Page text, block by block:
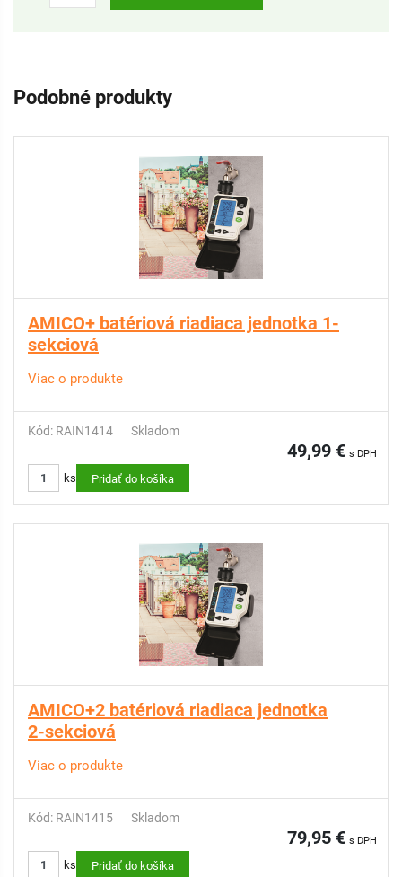
Podobné produkty
AMICO+ batériová riadiaca jednotka 1-
sekciová
Viac o produkte
Kód: RAIN1414 Skladom
49,99 € s DPH
ks Pridať do košíka
AMICO+2 batériová riadiaca jednotka
2-sekciová
Viac o produkte
Kód: RAIN1415 Skladom
79,95 € s DPH
ks Pridať do košíka